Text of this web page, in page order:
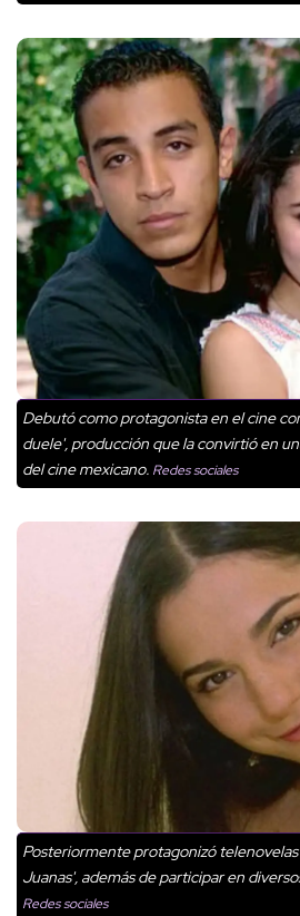
Debutó como protagonista en el cine
duele', producción que la convirtió en
del cine mexicano. Redes sociales
Posteriormente protagonizó
Juanas', además de participar en
Redes sociales